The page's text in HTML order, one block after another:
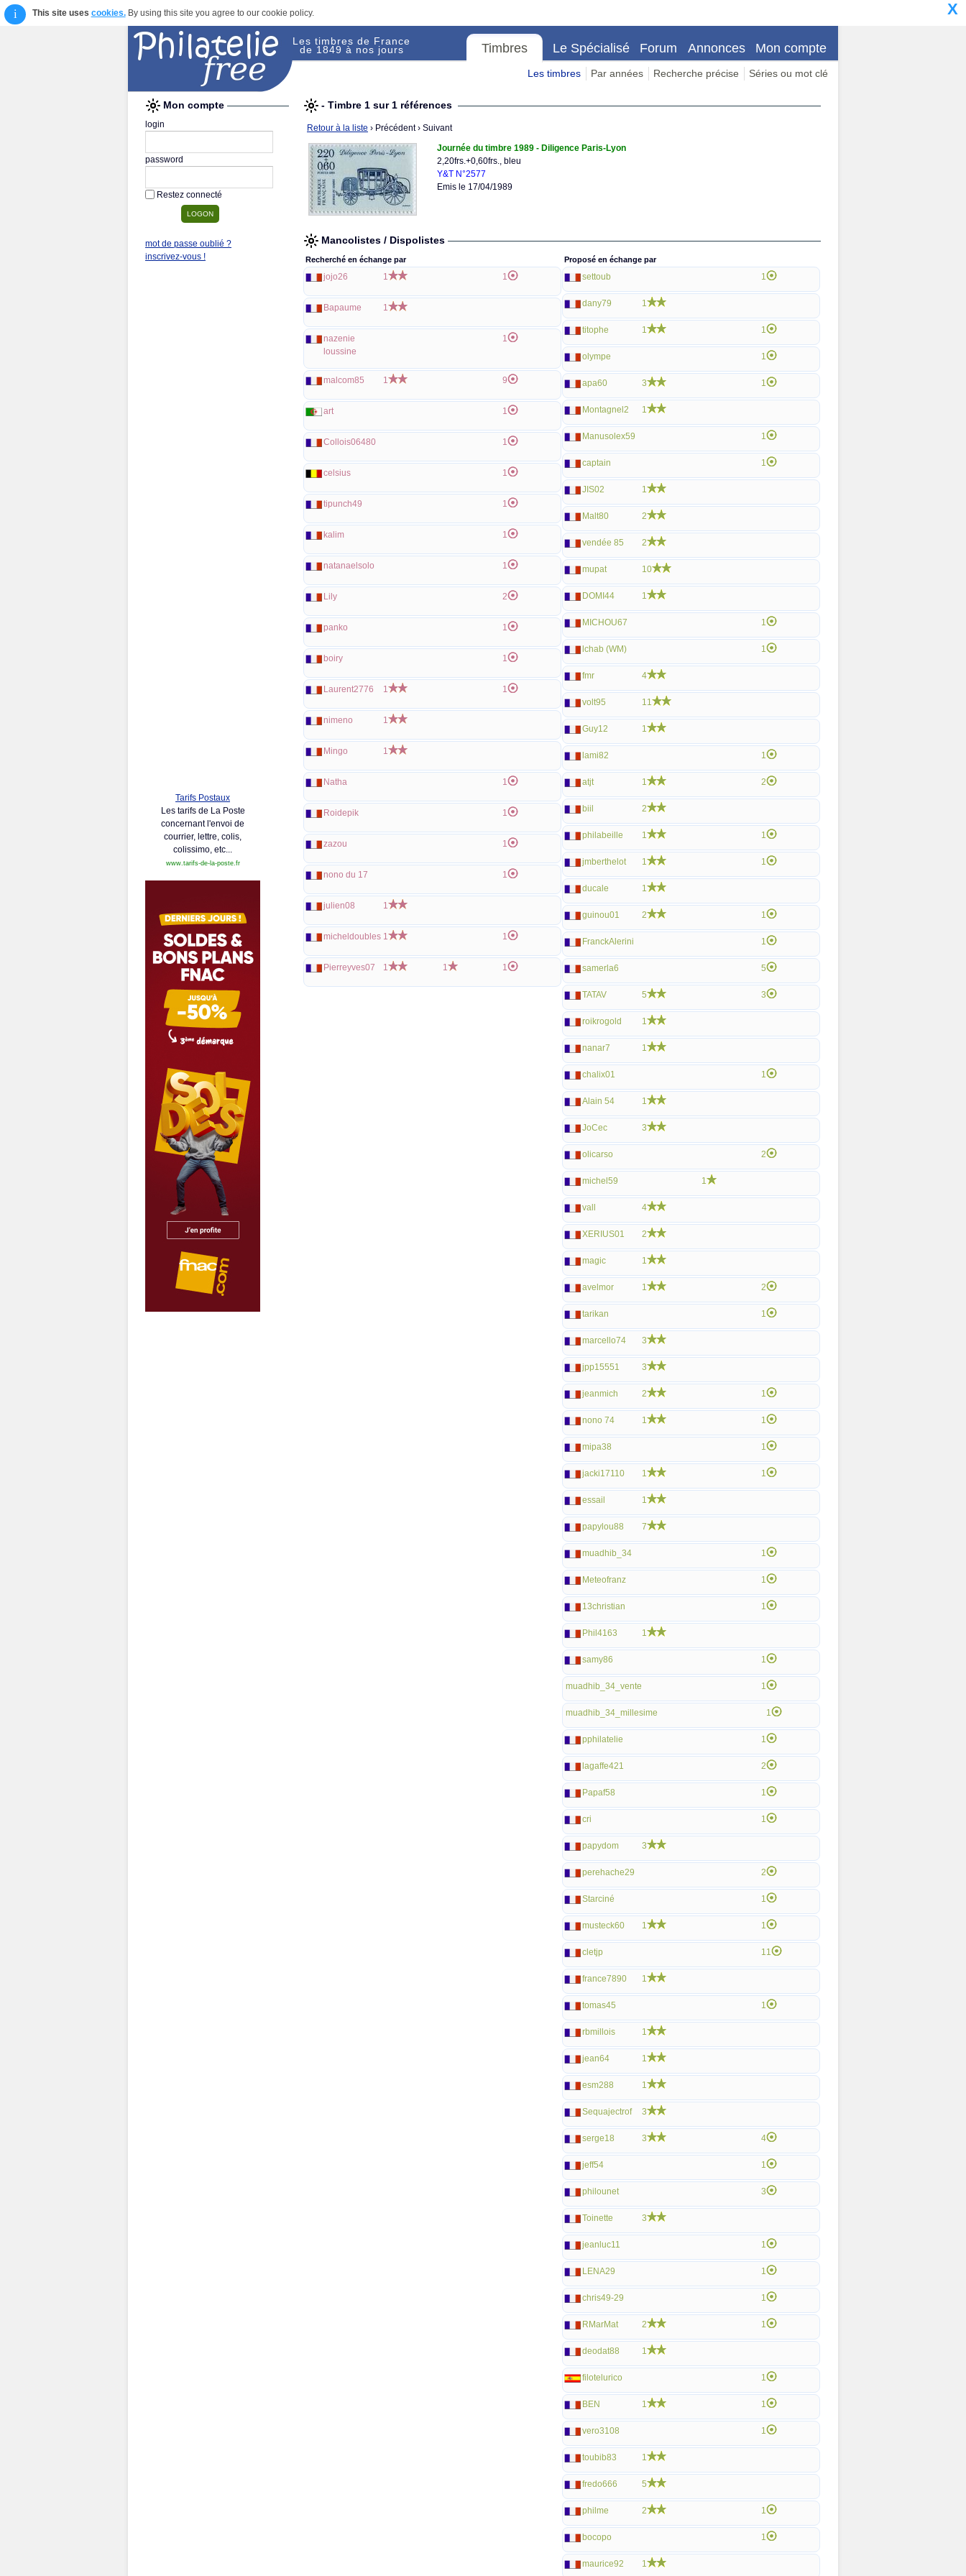
i This site uses cookies.By using this site you agree to our cookie policy. X
Les timbres de France
de 1849 à nos jours Timbres Le Spécialisé Forum Annonces Mon compte
Les timbres Par années Recherche précise Séries ou mot clé
Mon compte
login
password
Restez connecté
mot de passe oublié ?
inscrivez-vous !
Tarifs Postaux
Les tarifs de La Poste
concernant l'envoi de
courrier, lettre, colis,
colissimo, etc...
www.tarifs-de-la-poste.fr
- Timbre 1 sur 1 références
Retour à la liste › Précédent› Suivant
Journée du timbre 1989 - Diligence Paris-Lyon
2,20frs.+0,60frs., bleu
Y&T N°2577
Emis le 17/04/1989
Mancolistes / Dispolistes
Recherché en échange par
jojo26 1 1
Bapaume 1
nazenie
loussine
1
malcom85 1 9
art 1
Collois06480 1
celsius 1
tipunch49 1
kalim 1
natanaelsolo 1
Lily 2
panko 1
boiry 1
Laurent2776 1 1
nimeno 1
Mingo 1
Natha 1
Roidepik 1
zazou 1
nono du 17 1
julien08 1
micheldoubles 1 1
Pierreyves07 1 1 1
Proposé en échange par
settoub 1
dany79 1
titophe 1 1
olympe 1
apa60 3 1
Montagnel2 1
Manusolex59 1
captain 1
JIS02 1
Malt80 2
vendée 85 2
mupat 10
DOMI44 1
MICHOU67 1
lchab (WM) 1
fmr 4
volt95 11
Guy12 1
lami82 1
atjt 1 2
biil 2
philabeille 1 1
jmberthelot 1 1
ducale 1
guinou01 2 1
FranckAlerini 1
samerla6 5
TATAV 5 3
roikrogold 1
nanar7 1
chalix01 1
Alain 54 1
JoCec 3
olicarso 2
michel59 1
vall 4
XERIUS01 2
magic 1
avelmor 1 2
tarikan 1
marcello74 3
jpp15551 3
jeanmich 2 1
nono 74 1 1
mipa38 1
jacki17110 1 1
essail 1
papylou88 7
muadhib_34 1
Meteofranz 1
13christian 1
Phil4163 1
samy86 1
muadhib_34_vente 1
muadhib_34_millesime 1
pphilatelie 1
lagaffe421 2
Papaf58 1
cri 1
papydom 3
perehache29 2
Starciné 1
musteck60 1 1
cletjp 11
france7890 1
tomas45 1
rbmillois 1
jean64 1
esm288 1
Sequajectrof 3
serge18 3 4
jeff54 1
philounet 3
Toinette 3
jeanluc11 1
LENA29 1
chris49-29 1
RMarMat 2 1
deodat88 1
filotelurico 1
BEN 1 1
vero3108 1
toubib83 1
fredo666 5
philme 2 1
bocopo 1
maurice92 1